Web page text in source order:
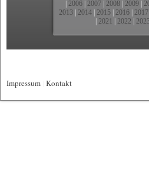
2006 2007 2008 2009
2013 2014 2015 2016 2017
2021 2022
Impressum Kontakt